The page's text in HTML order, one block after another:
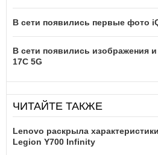
В сети появились первые фото
В сети появились изображения и
17C 5G
ЧИТАЙТЕ ТАКЖЕ
Lenovo раскрыла
Legion Y700 Infinity